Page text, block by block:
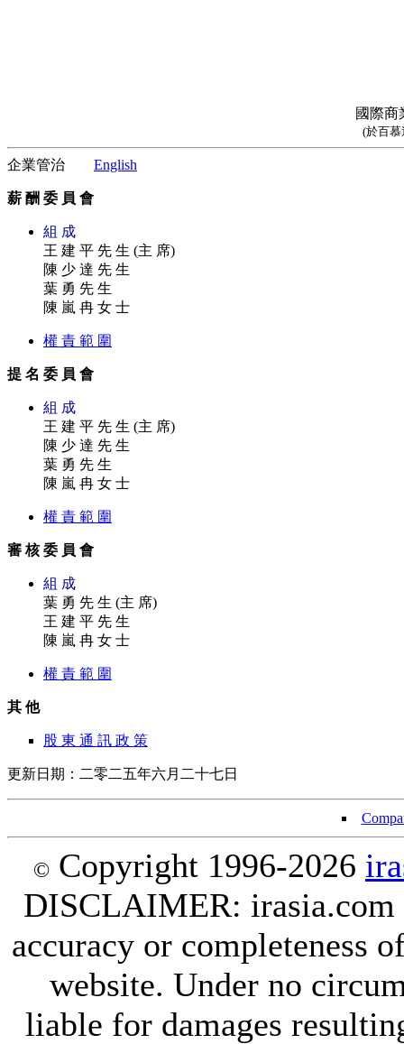
國際商
(於百
企業管治 English
薪 酬 委 員 會
組 成
王 建 平 先 生 (主 席)
陳 少 達 先 生
葉 勇 先 生
陳 嵐 冉 女 士
權 責 範 圍
提 名 委 員 會
組 成
王 建 平 先 生 (主 席)
陳 少 達 先 生
葉 勇 先 生
陳 嵐 冉 女 士
權 責 範 圍
審 核 委 員 會
組 成
葉 勇 先 生 (主 席)
王 建 平 先 生
陳 嵐 冉 女 士
權 責 範 圍
其 他
股 東 通 訊 政 策
更新日期：二零二五年六月二十七日
© Copyright 1996-2026
DISCLAIMER: irasia.com
accuracy or completeness
website. Under no
liable for damages